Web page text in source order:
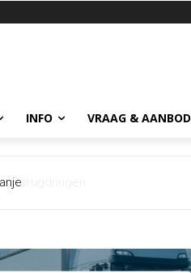
INFO VRAAG & AANBOD